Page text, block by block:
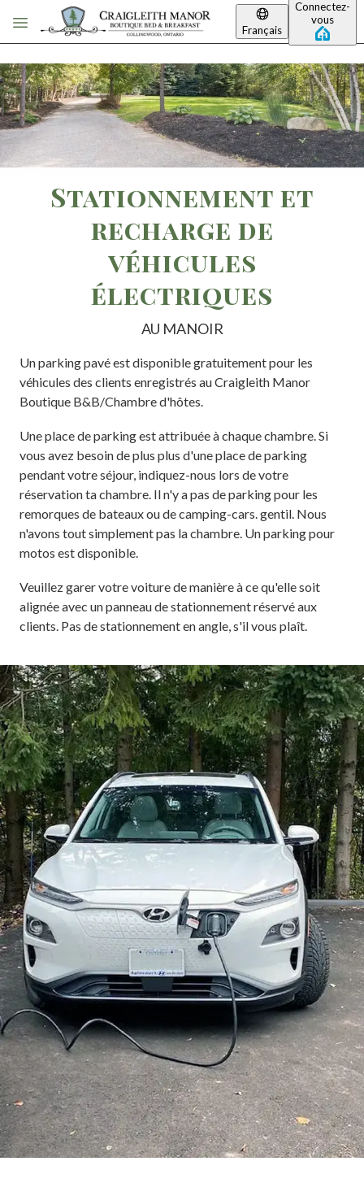
Passer au contenu principal
Français
Connectez-
vous
Stationnement et
recharge de
véhicules
électriques
AU MANOIR
Un parking pavé est disponible gratuitement pour les
véhicules des clients enregistrés au Craigleith Manor
Boutique B&B/Chambre d'hôtes.
Une place de parking est attribuée à chaque chambre. Si
vous avez besoin de plus plus d'une place de parking
pendant votre séjour, indiquez-nous lors de votre
réservation ta chambre. Il n'y a pas de parking pour les
remorques de bateaux ou de camping-cars. gentil. Nous
n'avons tout simplement pas la chambre. Un parking pour
motos est disponible.
Veuillez garer votre voiture de manière à ce qu'elle soit
alignée avec un panneau de stationnement réservé aux
clients. Pas de stationnement en angle, s'il vous plaît.